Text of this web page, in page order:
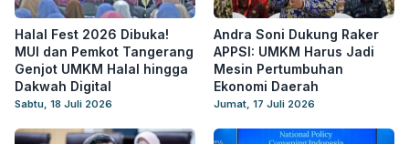
Halal Fest 2026 Dibuka!
MUI dan Pemkot Tangerang
Genjot UMKM Halal hingga
Dakwah Digital
Sabtu, 18 Juli 2026
Andra Soni Dukung Raker
APPSI: UMKM Harus Jadi
Mesin Pertumbuhan
Ekonomi Daerah
Jumat, 17 Juli 2026